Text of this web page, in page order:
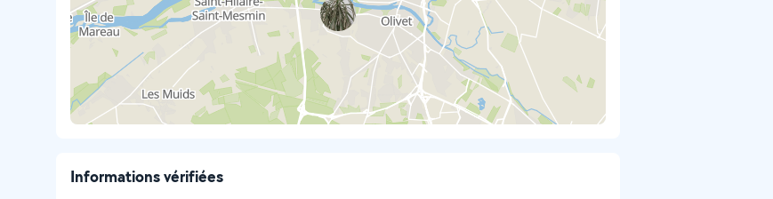
Informations vérifiées